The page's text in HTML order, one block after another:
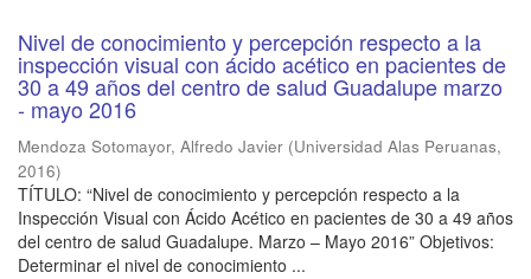
Nivel de conocimiento y percepción respecto a la
inspección visual con ácido acético en pacientes de
30 a 49 años del centro de salud Guadalupe marzo
- mayo 2016
Mendoza Sotomayor, Alfredo Javier (Universidad Alas Peruanas,
2016)
TÍTULO: “Nivel de conocimiento y percepción respecto a la
Inspección Visual con Ácido Acético en pacientes de 30 a 49 años
del centro de salud Guadalupe. Marzo – Mayo 2016” Objetivos:
Determinar el nivel de conocimiento ...